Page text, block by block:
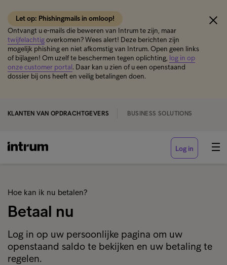
Let op: Phishingmails in omloop!
Ontvangt u e-mails die beweren van Intrum te zijn, maar
twijfelachtigoverkomen? Wees alert! Deze berichten zijn
mogelijk phishing en niet afkomstig van Intrum. Open geen links
of bijlagen! Om uzelf te beschermen tegen oplichting, log in op
onze customer portal. Daar kan u zien of u een openstaand
dossier bij ons heeft en veilig betalingen doen.
KLANTEN VAN OPDRACHTGEVERS BUSINESS SOLUTIONS
Log in
Hoe kan ik nu betalen?
Betaal nu
Log in op uw persoonlijke pagina om uw
openstaand saldo te bekijken en uw betaling te
regelen.